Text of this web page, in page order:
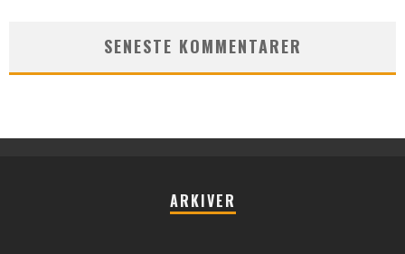
SENESTE KOMMENTARER
ARKIVER